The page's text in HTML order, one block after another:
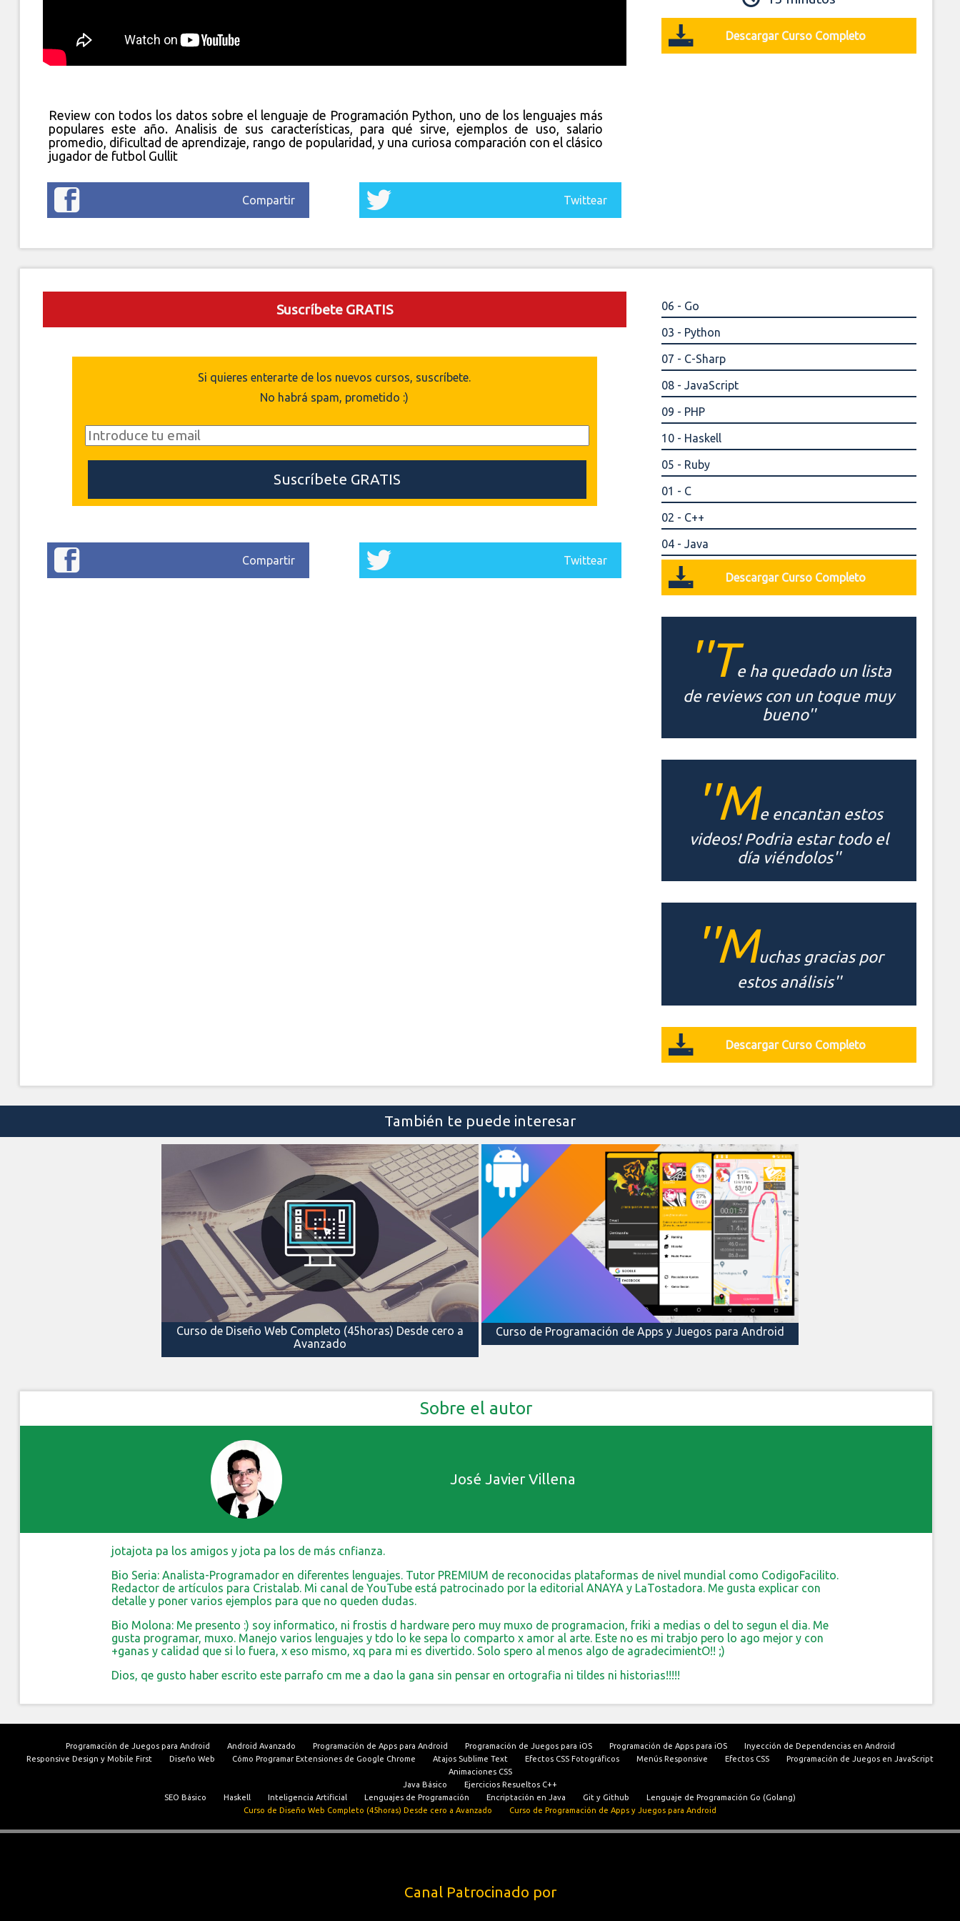
Review con todos los datos sobre el lenguaje de Programación Python, uno de los lenguajes más
populares este año. Analisis de sus características, para qué sirve, ejemplos de uso, salario
promedio, dificultad de aprendizaje, rango de popularidad, y una curiosa comparación con el clásico
jugador de futbol Gullit
Compartir Twittear
Descargar Curso Completo
Suscríbete GRATIS
Si quieres enterarte de los nuevos cursos, suscríbete.
No habrá spam, prometido :)
Compartir Twittear
06 - Go
03 - Python
07 - C-Sharp
08 - JavaScript
09 - PHP
10 - Haskell
05 - Ruby
01 - C
02 - C++
04 - Java
Descargar Curso Completo
''Te ha quedado un lista
de reviews con un toque muy
bueno''
''Me encantan estos
videos! Podria estar todo el
día viéndolos''
''Muchas gracias por
estos análisis''
Descargar Curso Completo
También te puede interesar
Curso de Diseño Web Completo (45horas) Desde cero a
Avanzado
Curso de Programación de Apps y Juegos para Android
Sobre el autor
José Javier Villena
jotajota pa los amigos y jota pa los de más cnfianza.
Bio Seria: Analista-Programador en diferentes lenguajes. Tutor PREMIUM de reconocidas plataformas de nivel mundial como CodigoFacilito.
Redactor de artículos para Cristalab. Mi canal de YouTube está patrocinado por la editorial ANAYA y LaTostadora. Me gusta explicar con
detalle y poner varios ejemplos para que no queden dudas.
Bio Molona: Me presento :) soy informatico, ni frostis d hardware pero muy muxo de programacion, friki a medias o del to segun el dia. Me
gusta programar, muxo. Manejo varios lenguajes y tdo lo ke sepa lo comparto x amor al arte. Este no es mi trabjo pero lo ago mejor y con
+ganas y calidad que si lo fuera, x eso mismo, xq para mi es divertido. Solo spero al menos algo de agradecimientO!! ;)
Dios, qe gusto haber escrito este parrafo cm me a dao la gana sin pensar en ortografia ni tildes ni historias!!!!!
Programación de Juegos para Android Android Avanzado Programación de Apps para Android Programación de Juegos para iOS Programación de Apps para iOS
Inyección de Dependencias en Android
Responsive Design y Mobile First
Diseño Web Cómo Programar Extensiones de Google Chrome Atajos Sublime Text Efectos CSS Fotográficos Menús Responsive Efectos CSS
Programación de Juegos en JavaScript
Animaciones CSS
Java Básico
Ejercicios Resueltos C++
SEO Básico
Haskell Inteligencia Artificial Lenguajes de Programación Encriptación en Java Git y Github
Lenguaje de Programación Go (Golang)
Curso de Diseño Web Completo (45horas) Desde cero a Avanzado
Curso de Programación de Apps y Juegos para Android
Canal Patrocinado por